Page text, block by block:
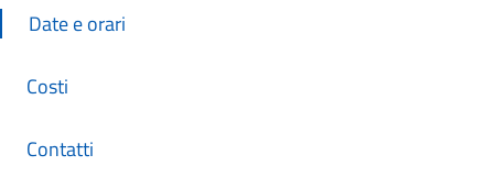
Date e orari
Costi
Contatti